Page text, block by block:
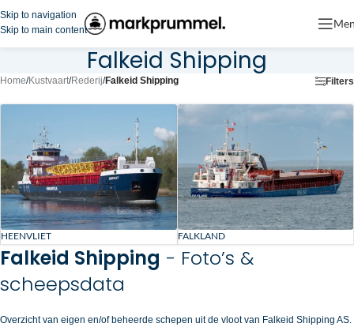
Skip to navigation
Skip to main content
Falkeid Shipping
Home/Kustvaart/Rederij/Falkeid Shipping Filters
HEENVLIET FALKLAND
Falkeid Shipping - Foto’s &
scheepsdata
Overzicht van eigen en/of beheerde schepen uit de vloot van Falkeid Shipping AS.